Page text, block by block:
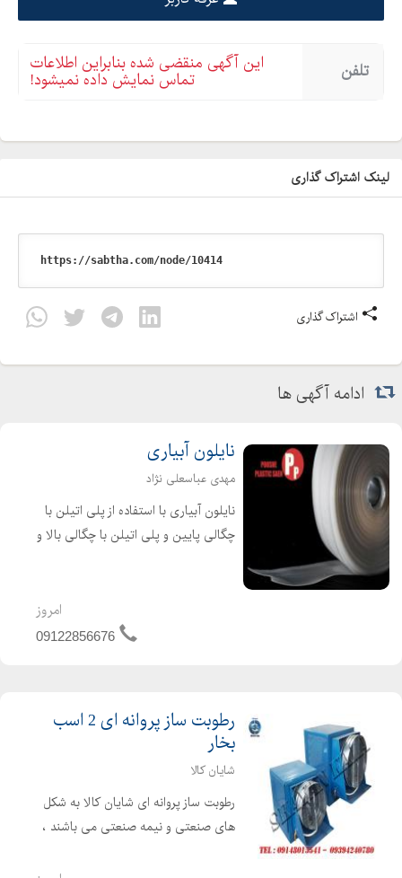
تلفن این آگهی منقضی شده بنابراین اطلاعات
تماس نمایش داده نمیشود!
لینک اشتراک گذاری
اشتراک گذاری
ادامه آگهی ها
نایلون آبیاری
مهدی عباسعلی نژاد
نایلون آبیاری با استفاده از پلی اتیلن با
چگالی پایین و پلی اتیلن با چگالی بالا و
بازیافت می باشند و تهدیدی برای محیط
امروز
09122856676
رطوبت ساز پروانه ای 2 اسب
بخار
شایان کالا
رطوبت ساز پروانه ای شایان کالا به شکل
های صنعتی و نیمه صنعتی می باشند ،